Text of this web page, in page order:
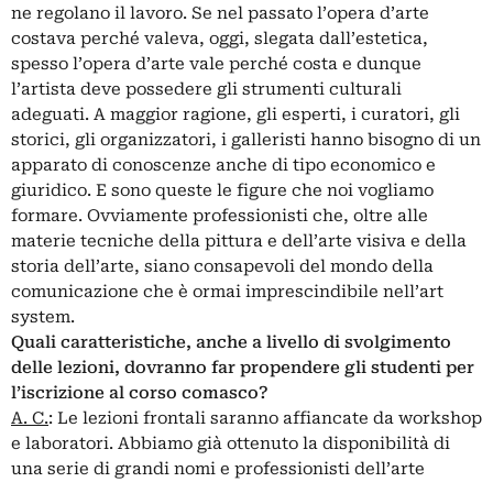
ne regolano il lavoro. Se nel passato l’opera d’arte
costava perché valeva, oggi, slegata dall’estetica,
spesso l’opera d’arte vale perché costa e dunque
l’artista deve possedere gli strumenti culturali
adeguati. A maggior ragione, gli esperti, i curatori, gli
storici, gli organizzatori, i galleristi hanno bisogno di un
apparato di conoscenze anche di tipo economico e
giuridico. E sono queste le figure che noi vogliamo
formare. Ovviamente professionisti che, oltre alle
materie tecniche della pittura e dell’arte visiva e della
storia dell’arte, siano consapevoli del mondo della
comunicazione che è ormai imprescindibile nell’art
system.
Quali caratteristiche, anche a livello di svolgimento
delle lezioni, dovranno far propendere gli studenti per
l’iscrizione al corso comasco?
A. C.: Le lezioni frontali saranno affiancate da workshop
e laboratori. Abbiamo già ottenuto la disponibilità di
una serie di grandi nomi e professionisti dell’arte